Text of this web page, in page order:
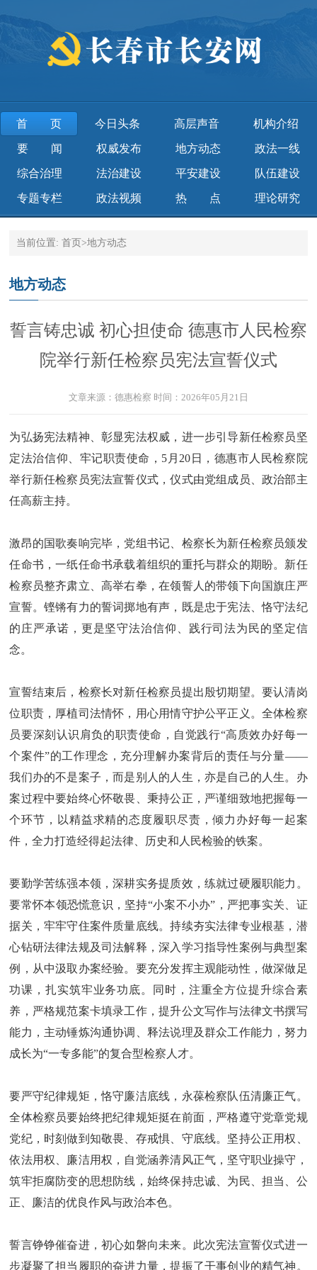
首页 今日头条 高层声音 机构介绍
要 闻 权威发布 地方动态 政法一线
综合治理 法治建设 平安建设 队伍建设
专题专栏 政法视频 热 点 理论研究
当前位置:首页>地方动态
地方动态
誓言铸忠诚 初心担使命 德惠市人民检察
院举行新任检察员宪法宣誓仪式
文章来源： 德惠检察 时间： 2026年05月21日
为弘扬宪法精神、彰显宪法权威，进一步引导新任检察员坚
定法治信仰、牢记职责使命，5月20日，德惠市人民检察院
举行新任检察员宪法宣誓仪式，仪式由党组成员、政治部主
任高薪主持。
激昂的国歌奏响完毕，党组书记、检察长为新任检察员颁发
任命书，一纸任命书承载着组织的重托与群众的期盼。新任
检察员整齐肃立、高举右拳，在领誓人的带领下向国旗庄严
宣誓。铿锵有力的誓词掷地有声，既是忠于宪法、恪守法纪
的庄严承诺，更是坚守法治信仰、践行司法为民的坚定信
念。
宣誓结束后，检察长对新任检察员提出殷切期望。要认清岗
位职责，厚植司法情怀，用心用情守护公平正义。全体检察
员要深刻认识肩负的职责使命，自觉践行“高质效办好每一
个案件”的工作理念，充分理解办案背后的责任与分量——
我们办的不是案子，而是别人的人生，亦是自己的人生。办
案过程中要始终心怀敬畏、秉持公正，严谨细致地把握每一
个环节，以精益求精的态度履职尽责，倾力办好每一起案
件，全力打造经得起法律、历史和人民检验的铁案。
要勤学苦练强本领，深耕实务提质效，练就过硬履职能力。
要常怀本领恐慌意识，坚持“小案不小办”，严把事实关、证
据关，牢牢守住案件质量底线。持续夯实法律专业根基，潜
心钻研法律法规及司法解释，深入学习指导性案例与典型案
例，从中汲取办案经验。要充分发挥主观能动性，做深做足
功课，扎实筑牢业务功底。同时，注重全方位提升综合素
养，严格规范案卡填录工作，提升公文写作与法律文书撰写
能力，主动锤炼沟通协调、释法说理及群众工作能力，努力
成长为“一专多能”的复合型检察人才。
要严守纪律规矩，恪守廉洁底线，永葆检察队伍清廉正气。
全体检察员要始终把纪律规矩挺在前面，严格遵守党章党规
党纪，时刻做到知敬畏、存戒惧、守底线。坚持公正用权、
依法用权、廉洁用权，自觉涵养清风正气，坚守职业操守，
筑牢拒腐防变的思想防线，始终保持忠诚、为民、担当、公
正、廉洁的优良作风与政治本色。
誓言铮铮催奋进，初心如磐向未来。此次宪法宣誓仪式进一
步凝聚了担当履职的奋进力量，提振了干事创业的精气神。